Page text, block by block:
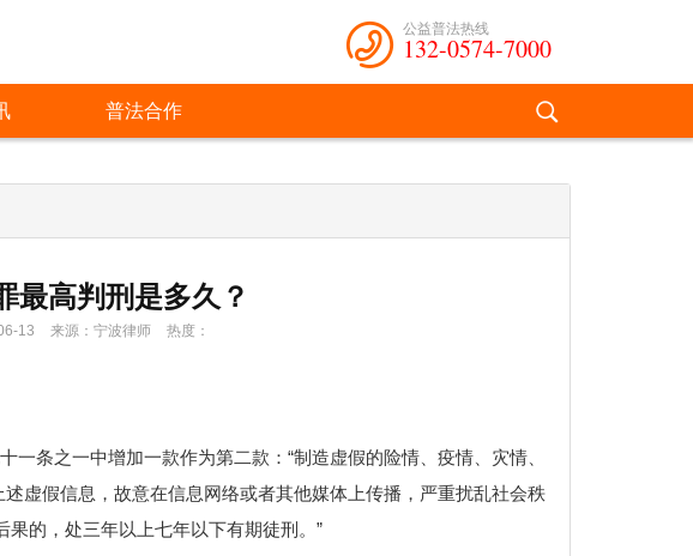
公益普法热线
132-0574-7000
普法合作
最高判刑是多久？
13 来源：宁波律师 热度：
一条之一中增加一款作为第二款：“制造虚假的险情、疫情、灾情、
虚假信息，故意在信息网络或者其他媒体上传播，严重扰乱社会秩
的，处三年以上七年以下有期徒刑。”